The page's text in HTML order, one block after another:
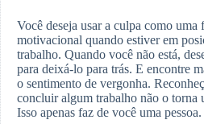
Você deseja usar a culpa como uma
motivacional quando estiver em
trabalho. Quando você não está,
para deixá-lo para trás. E encontre
o sentimento de vergonha.
concluir algum trabalho não o torna
Isso apenas faz de você uma pessoa.